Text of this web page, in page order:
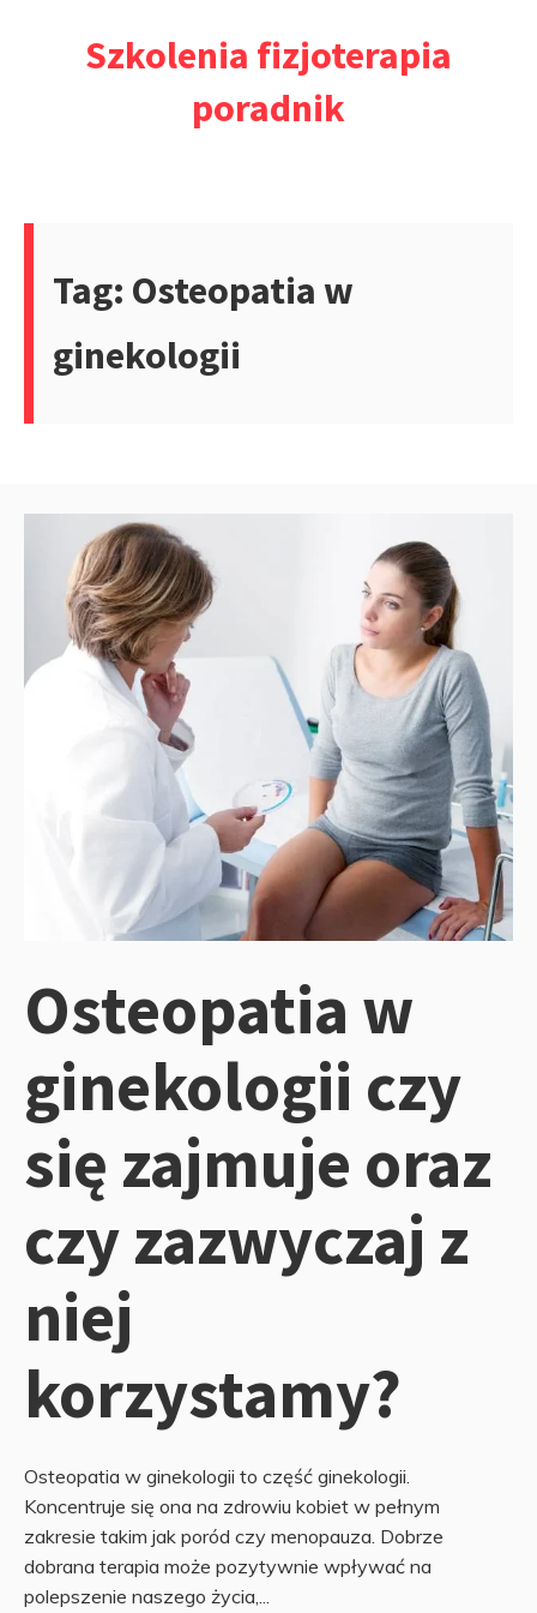
Szkolenia fizjoterapia
poradnik
Tag: Osteopatia w
ginekologii
Osteopatia w
ginekologii czy
się zajmuje oraz
czy zazwyczaj z
niej
korzystamy?
Osteopatia w ginekologii to część ginekologii.
Koncentruje się ona na zdrowiu kobiet w pełnym
zakresie takim jak poród czy menopauza. Dobrze
dobrana terapia może pozytywnie wpływać na
polepszenie naszego życia,...